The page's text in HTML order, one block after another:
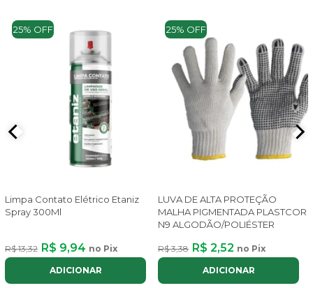
25% OFF
Limpa Contato Elétrico Etaniz
Spray 300Ml
R$ 13,32 R$ 9,94 no Pix
ADICIONAR
25% OFF
LUVA DE ALTA PROTEÇÃO
MALHA PIGMENTADA PLASTCOR
N9 ALGODÃO/POLIÉSTER
R$ 3,38 R$ 2,52 no Pix
ADICIONAR